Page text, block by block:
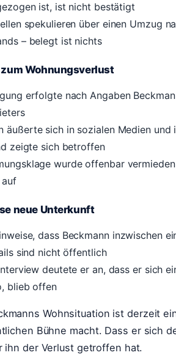
ist, ist nicht bestätigt
spekulieren über einen Umzug
– belegt ist nichts
Wohnungsverlust
erfolgte nach Angaben
äußerte sich in sozialen Medien
zeigte sich betroffen
wurde offenbar
auf
neue Unterkunft
dass Beckmann inzwischen
sind nicht öffentlich
deutete er an, dass er sich
blieb offen
Wohnsituation ist derzeit
Bühne macht. Dass er sich
ihn der Verlust getroffen hat.